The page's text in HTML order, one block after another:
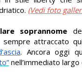
(Vedi foto
soprannome
sempre attraccato
. Ancora oggi
nell’immediato